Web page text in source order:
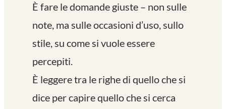
È fare le domande giuste – non sulle
note, ma sulle occasioni d’uso, sullo
stile, su come si vuole essere
percepiti.
È leggere tra le righe di quello che si
dice per capire quello che si cerca